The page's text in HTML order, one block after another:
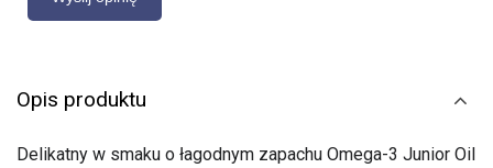
Opis produktu
Delikatny w smaku o łagodnym zapachu Omega-3 Junior Oil